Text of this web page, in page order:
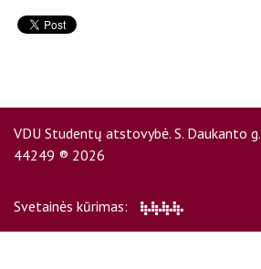
Privatumo politika
VDU Studentų atstovybė. S. Daukanto
44249 ® 2026
Svetainės kūrimas: